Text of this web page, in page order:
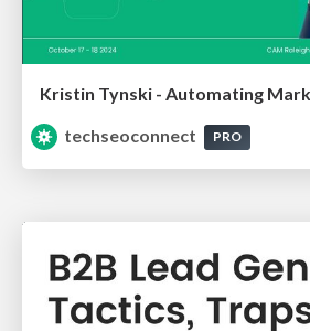
techseoconnect
PRO